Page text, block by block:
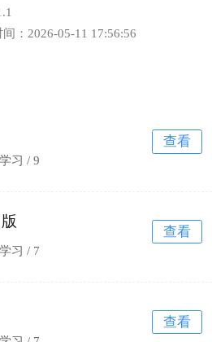
间：2026-05-11 17:56:56
习 /9
查看
习 / 7
查看
查看